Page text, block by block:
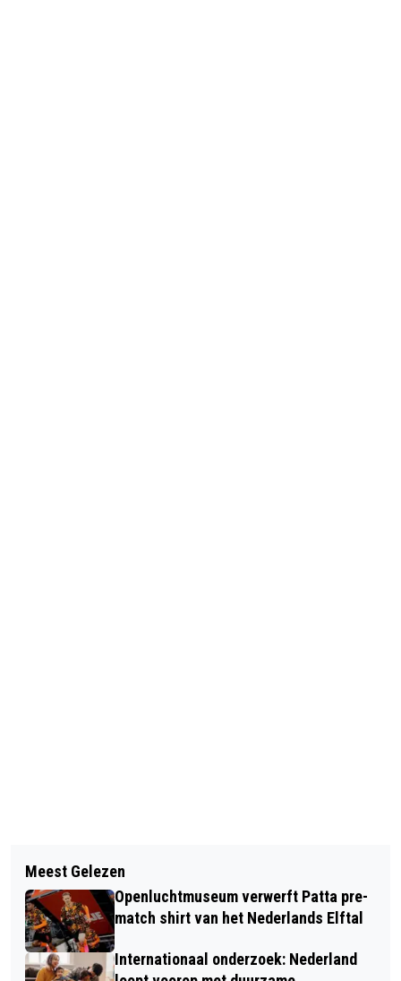
AANTAL VERMISTE HUISDIEREN
VERDUBBELT IN DE ZOMER
TOERISME VELUWE ARNHEM
NIJMEGEN LANCEERT DESTINATION
DATA MONITOR
Meest Gelezen
Openluchtmuseum verwerft Patta pre-
match shirt van het Nederlands Elftal
Internationaal onderzoek: Nederland